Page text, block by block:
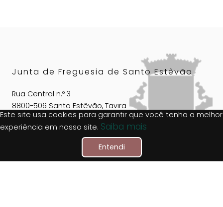
Este site usa cookies para garantir que você tenha a melhor
experiência em nosso site. Saiba mais
Entendi
Junta de Freguesia de Santo Estêvão
Rua Central n.º 3
8800-506 Santo Estêvão, Tavira
Algarve, Portugal
+351 281 961 305 (Chamada para rede móvel nacional)